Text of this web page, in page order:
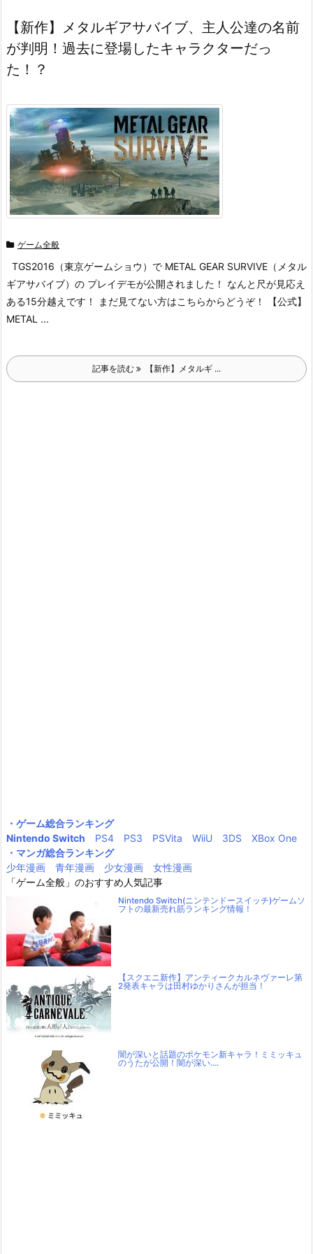
【新作】メタルギアサバイブ、主人公達の名前
が判明！過去に登場したキャラクターだっ
た！？
ゲーム全般
TGS2016（東京ゲームショウ）で METAL GEAR SURVIVE（メタル
ギアサバイブ）の プレイデモが公開されました！ なんと尺が見応え
ある15分越えです！ まだ見てない方はこちらからどうぞ！ 【公式】
METAL ...
記事を読む 【新作】メタルギ ...
・ゲーム総合ランキング
Nintendo Switch
PS4 PS3 PSVita WiiU 3DS
XBox One
・マンガ総合ランキング
少年漫画
青年漫画 少女漫画
女性漫画
「ゲーム全般」のおすすめ人気記事
Nintendo Switch(ニンテンドースイッチ)ゲームソ
フトの最新売れ筋ランキング情報！
【スクエニ新作】アンティークカルネヴァーレ第
2発表キャラは田村ゆかりさんが担当！
闇が深いと話題のポケモン新キャラ！ミミッキュ
のうたが公開！闇が深い….